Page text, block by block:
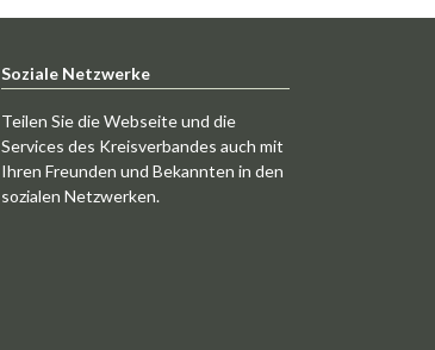
Soziale Netzwerke
Teilen Sie die Webseite und die
Services des Kreisverbandes auch mit
Ihren Freunden und Bekannten in den
sozialen Netzwerken.